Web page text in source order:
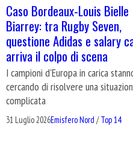
Caso Bordeaux-Louis Bielle
Biarrey: tra Rugby Seven,
questione Adidas e salary
arriva il colpo di scena
I campioni d'Europa in carica
cercando di risolvere una
complicata
31 Luglio 2026Emisfero Nord /Top 14